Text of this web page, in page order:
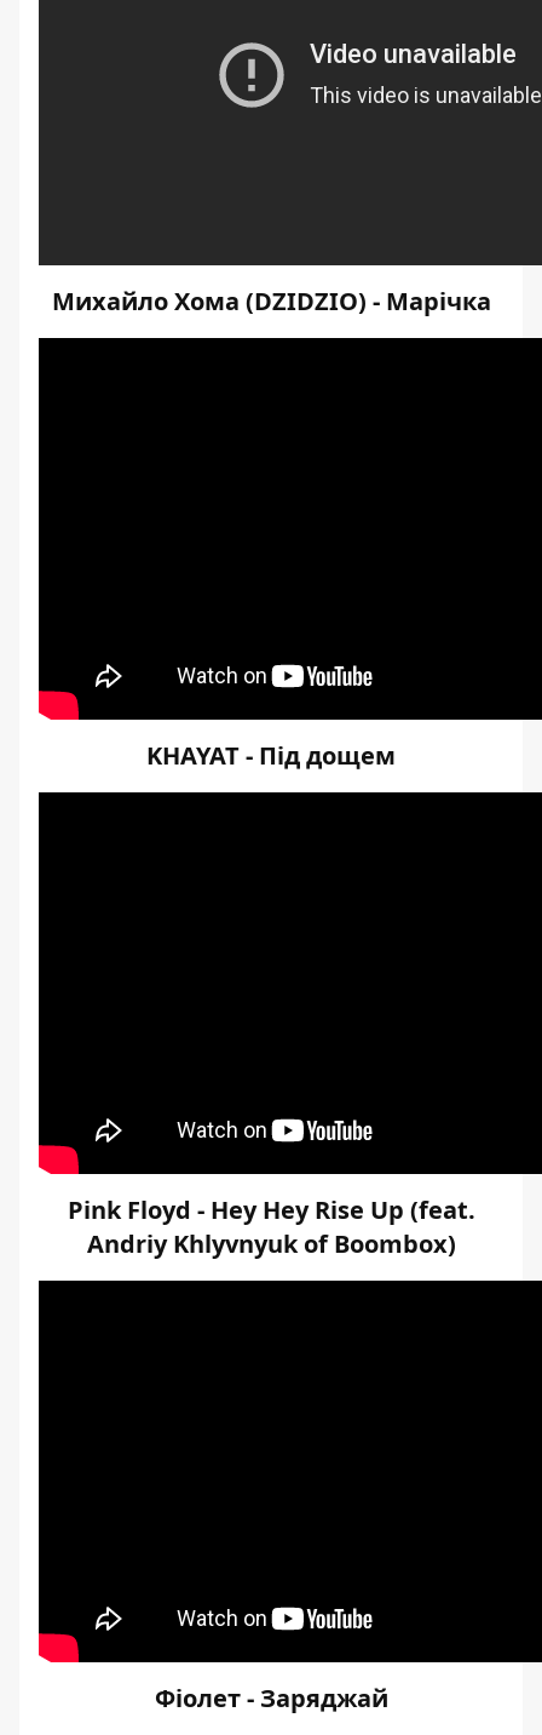
Михайло Хома (DZIDZIO) - Марічка
KHAYAT - Під дощем
Pink Floyd - Hey Hey Rise Up (feat.
Andriy Khlyvnyuk of Boombox)
Фіолет - Заряджай